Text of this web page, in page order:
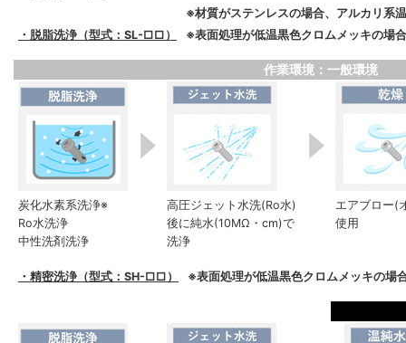
※材質がステンレスの場合、アルカリ系
・脱脂洗浄（型式：SL-□□）
※表面処理が低温黒色クロムメッキの場
作業環境：一般環境
炭化水素系洗浄※
Ro水洗浄
中性洗剤洗浄
高圧ジェット水洗(Ro水)
後に純水(10MΩ・cm)で
洗浄
エアブロー(
使用
・精密洗浄（型式：SH-□□） ※表面処理が低温黒色クロムメッキの場